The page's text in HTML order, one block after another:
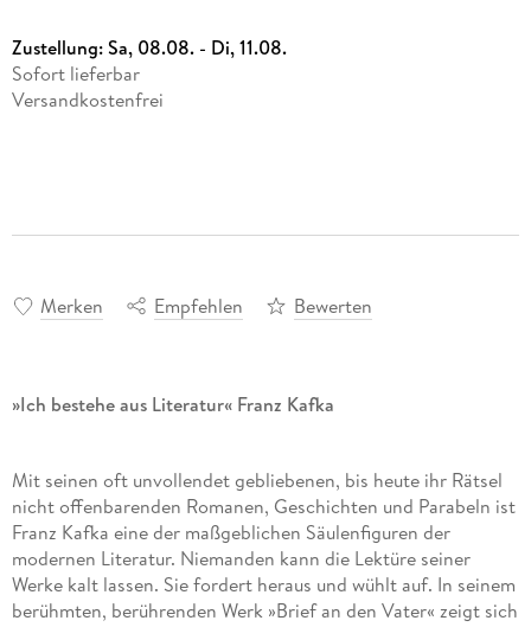
Zustellung:Sa, 08.08. - Di, 11.08.
Sofort lieferbar
Versandkostenfrei
Merken Empfehlen Bewerten
»Ich bestehe aus Literatur« Franz Kafka
Mit seinen oft unvollendet gebliebenen, bis heute ihr Rätsel
nicht offenbarenden Romanen, Geschichten und Parabeln ist
Franz Kafka eine der maßgeblichen Säulenfiguren der
modernen Literatur. Niemanden kann die Lektüre seiner
Werke kalt lassen. Sie fordert heraus und wühlt auf. In seinem
berühmten, berührenden Werk »Brief an den Vater« zeigt sich